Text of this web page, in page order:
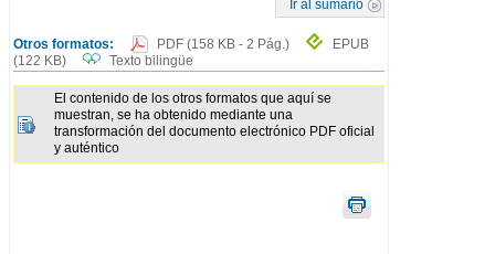
Ir al sumario
Otros formatos: PDF (158 KB - 2 Pág.)
EPUB
(122 KB)
Texto bilingüe
El contenido de los otros formatos que aquí se
muestran, se ha obtenido mediante una
transformación del documento electrónico PDF oficial
y auténtico